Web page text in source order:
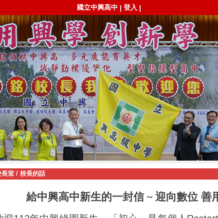
國立中興高中 | 登入 |
長室/ 校長的話
中興高中新生的一封信 ~ 迎向數位 善